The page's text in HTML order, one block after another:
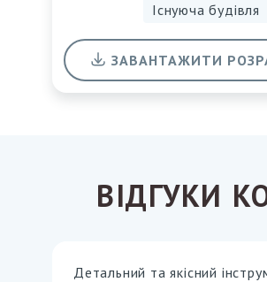
Існуюча будівля
ЗАВАНТАЖИТИ
ВІДГУКИ
Детальний та якісний